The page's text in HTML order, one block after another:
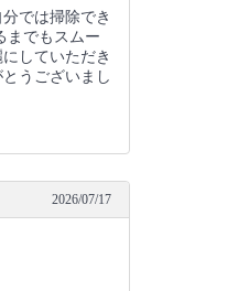
では掃除でき
までもスムー
していただき
うございまし
2026/07/17